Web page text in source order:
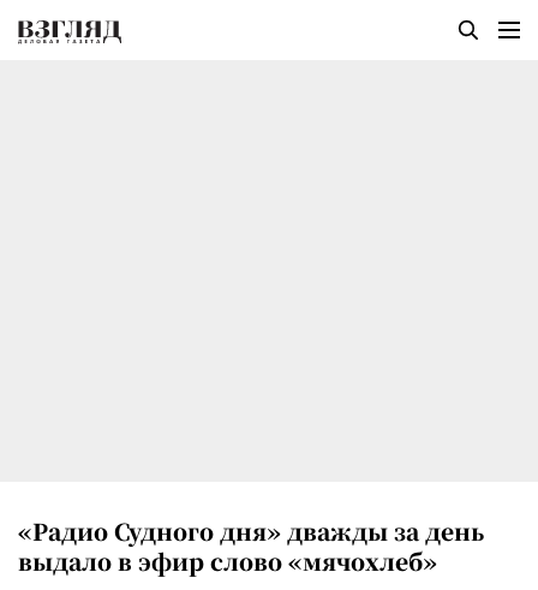
«Радио Судного дня» дважды за день
выдало в эфир слово «мячохлеб»